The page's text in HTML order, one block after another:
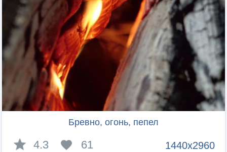
Бревно, огонь, пепел
1440x2960
4.3 61